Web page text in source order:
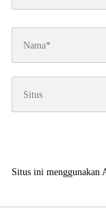
Situs ini menggunakan